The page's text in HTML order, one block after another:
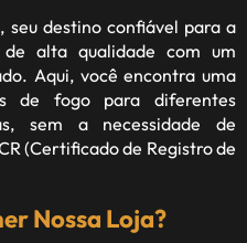
, seu destino confiável para a
alta qualidade com um
Aqui, você encontra uma
de fogo para diferentes
sem a necessidade de
(Certificado de Registro de
Nossa Loja?